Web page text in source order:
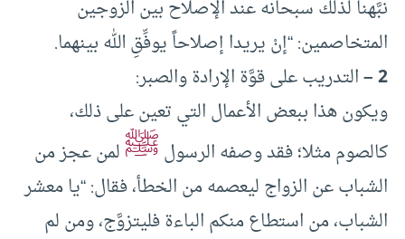
نبَّهنا لذلك سبحانه عند الإصلاح بين الزوجين
المتخاصمين: “إنْ يريدا إصلاحاً يوفِّقِ الله بينهما.
2 –
التدريب على قوَّة الإرادة والصبر:
ويكون هذا ببعض الأعمال التي تعين على ذلك،
كالصوم مثلا؛ فقد وصفه الرسولﷺلمن عجز من
الشباب عن الزواج ليعصمه من الخطأ، فقال: “يا معشر
الشباب، من استطاع منكم الباءة فليتزوَّج، ومن لم